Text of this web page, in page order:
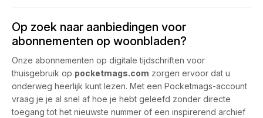
Op zoek naar aanbiedingen voor
abonnementen op woonbladen?
Onze abonnementen op digitale tijdschriften voor
thuisgebruik op pocketmags.com zorgen ervoor dat u
onderweg heerlijk kunt lezen. Met een Pocketmags-account
vraag je je al snel af hoe je hebt geleefd zonder directe
toegang tot het nieuwste nummer of een inspirerend archief